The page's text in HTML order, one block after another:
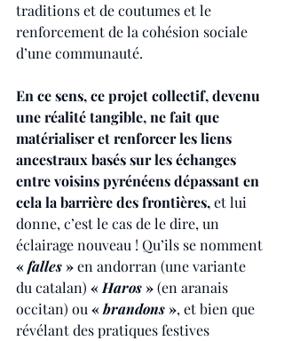
traditions et de coutumes et le
renforcement de la cohésion sociale
d’une communauté.
En ce sens, ce projet collectif, devenu
une réalité tangible, ne fait que
matérialiser et renforcer les liens
ancestraux basés sur les échanges
entre voisins pyrénéens dépassant en
cela la barrière des frontières, et lui
donne, c’est le cas de le dire, un
éclairage nouveau ! Qu’ils se nomment
« falles » en andorran (une variante
du catalan) « Haros » (en aranais
occitan) ou « brandons », et bien que
révélant des pratiques festives